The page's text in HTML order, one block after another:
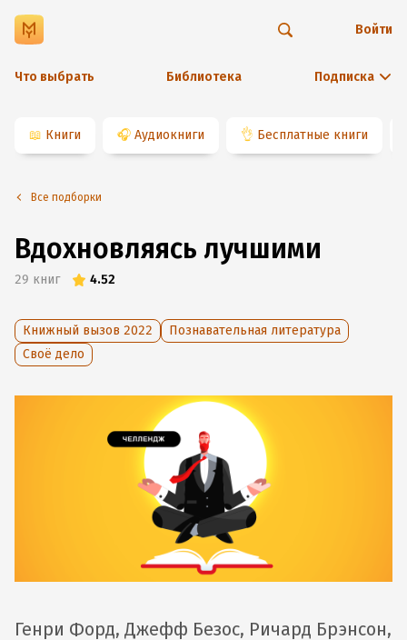
Что выбрать Библиотека Подписка
Войти
📖 Книги 🎧 Аудиокниги 👌 Бесплатные книги
Все подборки
Вдохновляясь лучшими
29 книг 4.52
Книжный вызов 2022
Познавательная литература
Своё дело
Генри Форд, Джефф Безос, Ричард Брэнсон,